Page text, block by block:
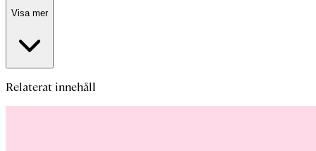
Visa mer
Relaterat innehåll